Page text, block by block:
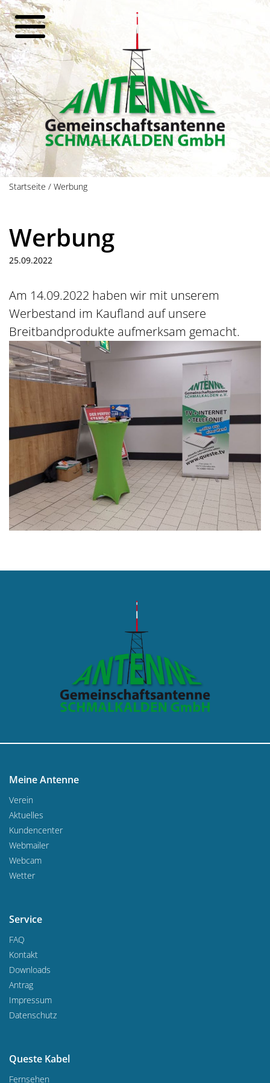
Startseite / Werbung
Werbung
25.09.2022
Am 14.09.2022 haben wir mit unserem
Werbestand im Kaufland auf unsere
Breitbandprodukte aufmerksam gemacht.
Meine Antenne
Verein
Aktuelles
Kundencenter
Webmailer
Webcam
Wetter
Service
FAQ
Kontakt
Downloads
Antrag
Impressum
Datenschutz
Queste Kabel
Fernsehen